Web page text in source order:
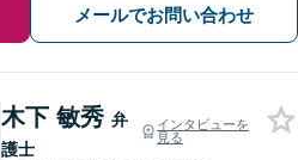
メールでお問い合わせ
木下 敏秀 弁
護士
インタビューを
見る